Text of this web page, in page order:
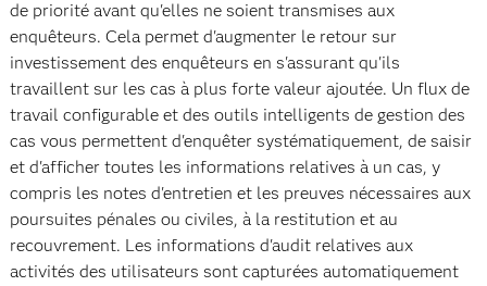
de priorité avant qu'elles ne soient transmises aux
enquêteurs. Cela permet d'augmenter le retour sur
investissement des enquêteurs en s'assurant qu'ils
travaillent sur les cas à plus forte valeur ajoutée. Un flux de
travail configurable et des outils intelligents de gestion des
cas vous permettent d'enquêter systématiquement, de saisir
et d'afficher toutes les informations relatives à un cas, y
compris les notes d'entretien et les preuves nécessaires aux
poursuites pénales ou civiles, à la restitution et au
recouvrement. Les informations d'audit relatives aux
activités des utilisateurs sont capturées automatiquement